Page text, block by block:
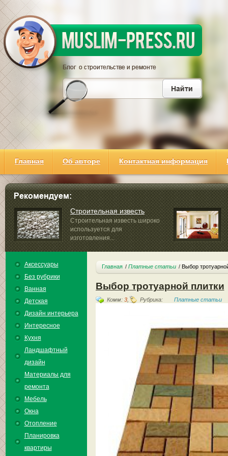
Главная Об авторе Контактная информация
Строительная известь
Строительная известь широко
используется для
изготовления...
Аксессуары
Без рубрики
Ванная
Детская
Дизайн интерьера
Интересное
Кухня
Ландшафтный
дизайн
Материалы для
ремонта
Мебель
Окна
Отопление
Планировка
квартиры
Главная Платные статьи Выбор
Выбор тротуарной плитки
Комм: 3, Рубрика: Платные статьи